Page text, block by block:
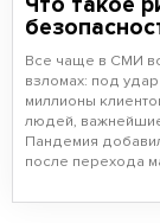
Все чаще в СМИ
взломах: под
миллионы
людей,
Пандемия
после перехода